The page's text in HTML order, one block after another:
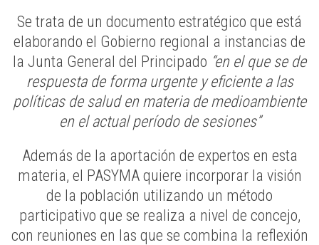
Se trata de un documento estratégico que está
elaborando el Gobierno regional a instancias de
la Junta General del Principado “en el que se de
respuesta de forma urgente y eficiente a las
políticas de salud en materia de medioambiente
en el actual período de sesiones”
Además de la aportación de expertos en esta
materia, el PASYMA quiere incorporar la visión
de la población utilizando un método
participativo que se realiza a nivel de concejo,
con reuniones en las que se combina la reflexión